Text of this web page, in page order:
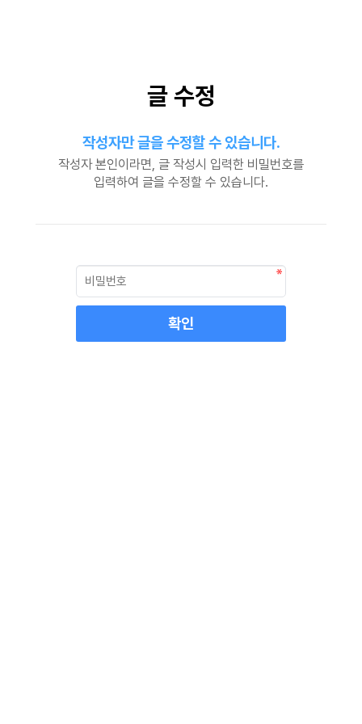
글 수정
작성자만 글을 수정할 수 있습니다.
작성자 본인이라면, 글 작성시 입력한 비밀번호를
입력하여 글을 수정할 수 있습니다.